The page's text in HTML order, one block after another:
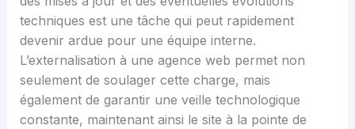
techniques est une tâche qui peut rapidement
devenir ardue pour une équipe interne.
L’externalisation à une agence web permet non
seulement de soulager cette charge, mais
également de garantir une veille technologique
constante, maintenant ainsi le site à la pointe de